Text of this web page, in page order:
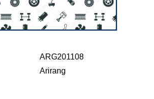
ARG201108
Arirang